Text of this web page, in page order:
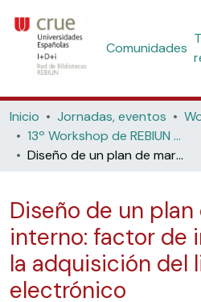
Comunidades
Inicio Jornadas, eventos
13º Workshop de REBIUN de Proyectos Digitales: El libro electrónico en las bibliotecas (Zamora, 2014)
Diseño de un plan de marketing interno: factor de impulso para la adquisición del libro electrónico
Diseño de un
interno: factor de
la adquisición del
electrónico